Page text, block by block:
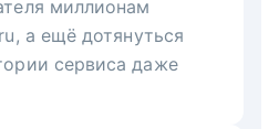
миллионам
а ещё дотянуться
сервиса даже